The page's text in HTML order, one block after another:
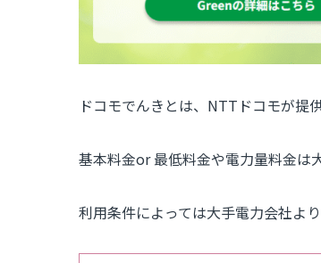
ドコモでんきとは、NTTドコモが提
基本料金or 最低料金や電力量料金は
利用条件によっては大手電力会社よ